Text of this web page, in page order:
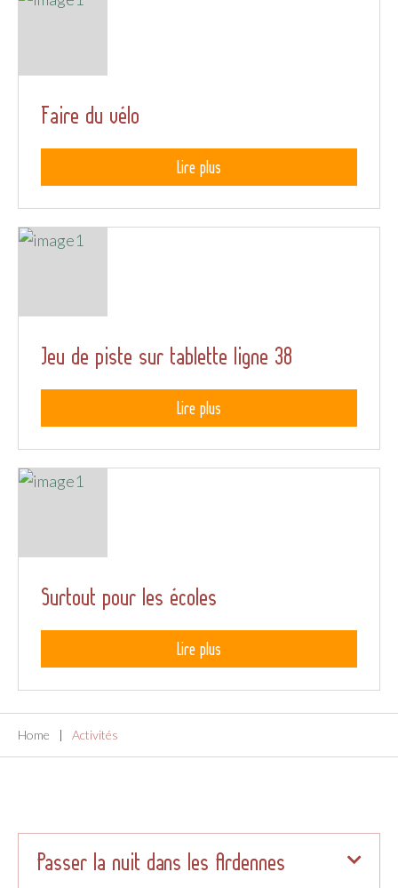
Faire du vélo
Lire plus
Jeu de piste sur tablette ligne 38
Lire plus
Surtout pour les écoles
Lire plus
Home Activités
Passer la nuit dans les Ardennes